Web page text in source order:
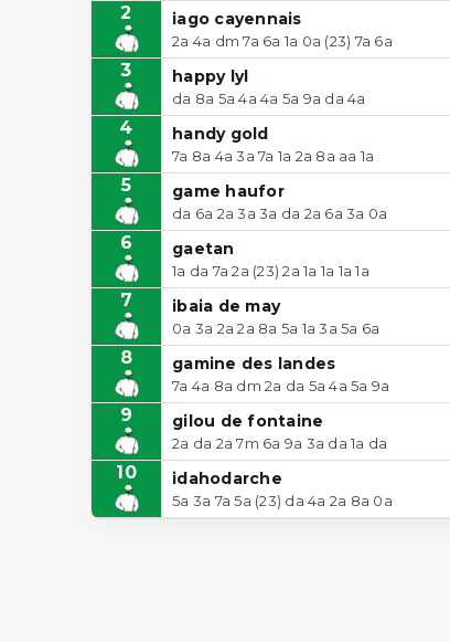
2 iago cayennais
2a 4a dm 7a 6a 1a 0a (23) 7a 6a
3 happy lyl
da 8a 5a 4a 4a 5a 9a da 4a
4 handy gold
7a 8a 4a 3a 7a 1a 2a 8a aa 1a
5 game haufor
da 6a 2a 3a 3a da 2a 6a 3a 0a
6 gaetan
1a da 7a 2a (23) 2a 1a 1a 1a 1a
7 ibaia de may
0a 3a 2a 2a 8a 5a 1a 3a 5a 6a
8 gamine des landes
7a 4a 8a dm 2a da 5a 4a 5a 9a
9 gilou de fontaine
2a da 2a 7m 6a 9a 3a da 1a da
10 idahodarche
5a 3a 7a 5a (23) da 4a 2a 8a 0a